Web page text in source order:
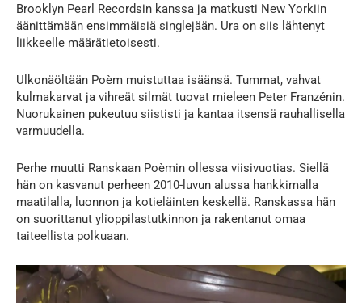
Brooklyn Pearl Recordsin kanssa ja matkusti New Yorkiin
äänittämään ensimmäisiä singlejään. Ura on siis lähtenyt
liikkeelle määrätietoisesti.
Ulkonäöltään Poèm muistuttaa isäänsä. Tummat, vahvat
kulmakarvat ja vihreät silmät tuovat mieleen Peter Franzénin.
Nuorukainen pukeutuu siististi ja kantaa itsensä rauhallisella
varmuudella.
Perhe muutti Ranskaan Poèmin ollessa viisivuotias. Siellä
hän on kasvanut perheen 2010-luvun alussa hankkimalla
maatilalla, luonnon ja kotieläinten keskellä. Ranskassa hän
on suorittanut ylioppilastutkinnon ja rakentanut omaa
taiteellista polkuaan.